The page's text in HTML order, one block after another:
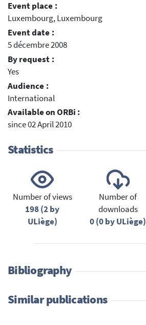
Event place :
Luxembourg, Luxembourg
Event date :
5 décembre 2008
By request :
Yes
Audience :
International
Available on ORBi :
since 02 April 2010
Statistics
Number of views
198 (2 by
ULiège)
Number of
downloads
0 (0 by ULiège)
Bibliography
Similar publications